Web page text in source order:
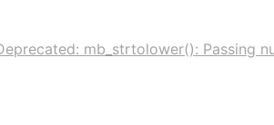
mb_strtolower(): Passing